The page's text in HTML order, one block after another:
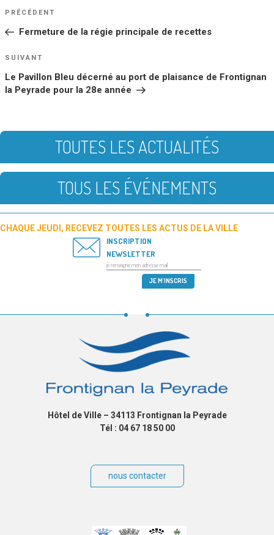
NAVIGATION
DE
Article
PRÉCÉDENT
Fermeture de la régie principale de recettes
Article
SUIVANT
Le Pavillon Bleu décerné au port de plaisance de Frontignan
la Peyrade pour la 28e année
TOUTES LES ACTUALITÉS
TOUS LES ÉVÉNEMENTS
CHAQUE JEUDI, RECEVEZ TOUTES LES ACTUS DE LA VILLE
INSCRIPTION
NEWSLETTER
Hôtel de Ville – 34113 Frontignan la Peyrade
Tél : 04 67 18 50 00
nous contacter